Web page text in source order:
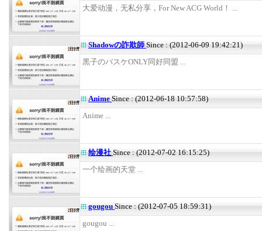
大爱动漫，无私分享，For New ACG World！ ...
Shadowの詐欺師 Since : (2012-06-09 19:42:21)
黒子のバスケONLY同好同盟 ...
Anime Since : (2012-06-18 10:57:58)
Anime ...
绘漫社Since : (2012-07-02 16:15:25)
一个绘画的天堂 ...
gougou Since : (2012-07-05 18:59:31)
gougou ...